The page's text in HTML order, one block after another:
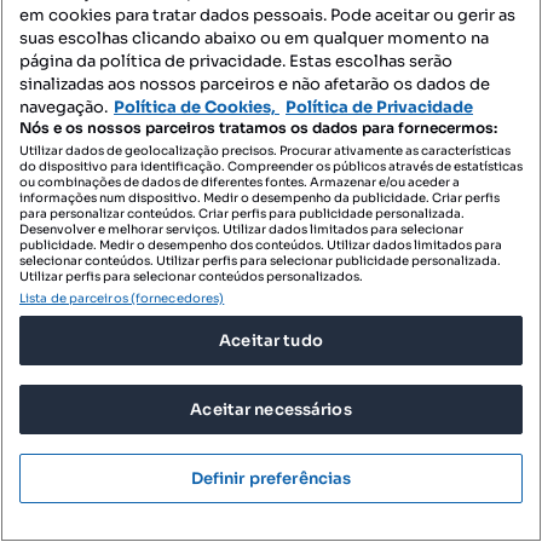
Alfena, Valongo
Rua Dom Afonso Henriques, Alfena, Valongo, Porto
Preço por metro quadrado
860 m²
Profissional
em cookies para tratar dados pessoais. Pode aceitar ou gerir as
suas escolhas clicando abaixo ou em qualquer momento na
página da política de privacidade. Estas escolhas serão
sinalizadas aos nossos parceiros e não afetarão os dados de
navegação. Política de Cookies, Política de Privacidade
Nós e os nossos parceiros tratamos os dados para fornecermos:
Utilizar dados de geolocalização precisos. Procurar ativamente as características
do dispositivo para identificação. Compreender os públicos através de estatísticas
ou combinações de dados de diferentes fontes. Armazenar e/ou aceder a
informações num dispositivo. Medir o desempenho da publicidade. Criar perfis
para personalizar conteúdos. Criar perfis para publicidade personalizada.
Desenvolver e melhorar serviços. Utilizar dados limitados para selecionar
publicidade. Medir o desempenho dos conteúdos. Utilizar dados limitados para
selecionar conteúdos. Utilizar perfis para selecionar publicidade personalizada.
Utilizar perfis para selecionar conteúdos personalizados.
Lista de parceiros (fornecedores)
Aceitar tudo
Aceitar necessários
Definir preferências